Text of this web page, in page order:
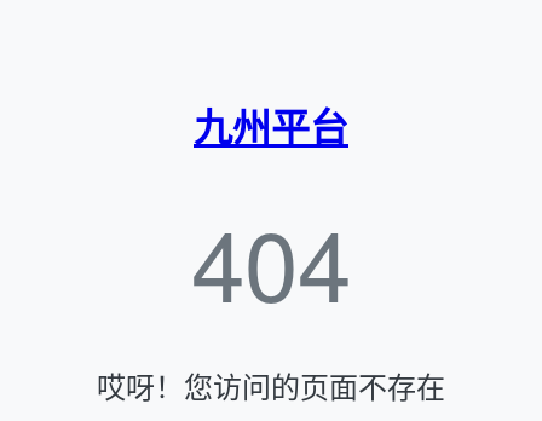
九州平台
404
哎呀！您访问的页面不存在